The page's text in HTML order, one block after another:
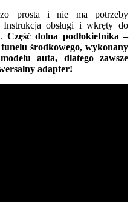
prosta i nie ma potrzeby
Instrukcja obsługi i wkręty do
Część dolna podłokietnika –
środkowego, wykonany
auta, dlatego zawsze
adapter!